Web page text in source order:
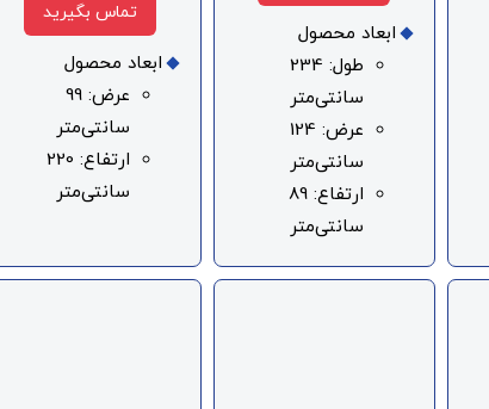
ابعاد محصول
طول: 234
سانتی‌متر
عرض: 124
سانتی‌متر
ارتفاع: 89
سانتی‌متر
تماس بگیرید
ابعاد محصول
عرض: 99
سانتی‌متر
ارتفاع: 220
سانتی‌متر